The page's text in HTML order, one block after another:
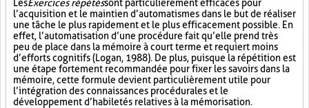
LesExercices répétéssont particulièrement efficaces pour
l’acquisition et le maintien d’automatismes dans le but de réaliser
une tâche le plus rapidement et le plus efficacement possible. En
effet, l’automatisation d’une procédure fait qu’elle prend très
peu de place dans la mémoire à court terme et requiert moins
d’efforts cognitifs (Logan, 1988). De plus, puisque la répétition est
une étape fortement recommandée pour fixer les savoirs dans la
mémoire, cette formule devient particulièrement utile pour
l’intégration des connaissances procédurales et le
développement d’habiletés relatives à la mémorisation.